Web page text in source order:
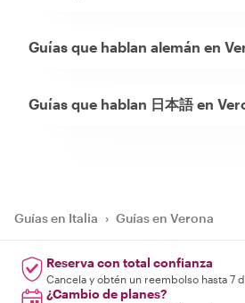
Guías que hablan alemán en
Guías que hablan 日本語 en
Guías en Italia › Guías en Verona
Reserva con total confianza
Cancela y obtén un reembolso hasta 7
¿Cambio de planes?